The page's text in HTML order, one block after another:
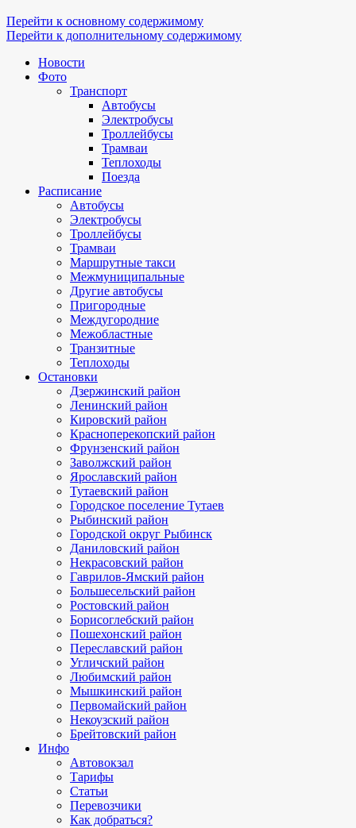
Перейти к основному содержимому
Перейти к дополнительному содержимому
Новости
Фото
Транспорт
Автобусы
Электробусы
Троллейбусы
Трамваи
Теплоходы
Поезда
Расписание
Автобусы
Электробусы
Троллейбусы
Трамваи
Маршрутные такси
Межмуниципальные
Другие автобусы
Пригородные
Междугородние
Межобластные
Транзитные
Теплоходы
Остановки
Дзержинский район
Ленинский район
Кировский район
Красноперекопский район
Фрунзенский район
Заволжский район
Ярославский район
Тутаевский район
Городское поселение Тутаев
Рыбинский район
Городской округ Рыбинск
Даниловский район
Некрасовский район
Гаврилов-Ямский район
Большесельский район
Ростовский район
Борисоглебский район
Пошехонский район
Переславский район
Угличский район
Любимский район
Мышкинский район
Первомайский район
Некоузский район
Брейтовский район
Инфо
Автовокзал
Тарифы
Статьи
Перевозчики
Как добраться?